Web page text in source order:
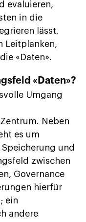
evaluieren,
in die
lässt.
Leitplanken,
«Daten».
«Daten»?
Umgang
Neben
es um
und
zwischen
Governance
hierfür
ein
andere